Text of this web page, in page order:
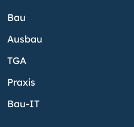
Bau
Ausbau
TGA
Praxis
Bau-IT